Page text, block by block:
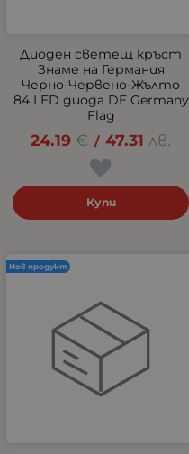
Диоден светещ кръст
Знаме на Германия
Черно-Червено-Жълто
84 LED диода DE Germany
Flag
24.19 € / 47.31 лв.
Купи
Нов продукт